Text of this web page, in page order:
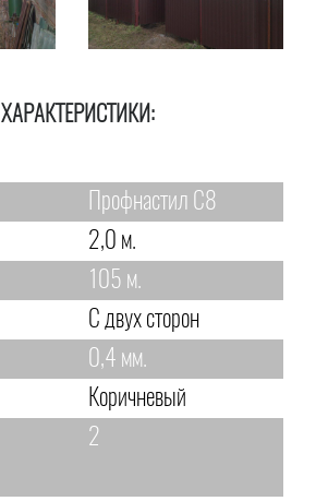
ХАРАКТЕРИСТИКИ:
Профнастил С8
2,0 м.
105 м.
С двух сторон
0,4 мм.
Коричневый
2